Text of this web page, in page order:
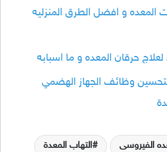
المعده و افضل الطرق المنزليه
حرقان المعده و ما اسبابه
وظائف الجهاز الهضمي
الفيروسى التهاب المعدة